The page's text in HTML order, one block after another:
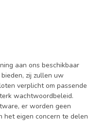
aan ons beschikbaar
zij zullen uw
verplicht om passende
wachtwoordbeleid.
er worden geen
het eigen concern te delen